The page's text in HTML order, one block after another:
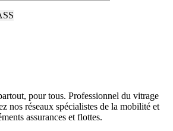
pour tous. Professionnel du vitrage
nos réseaux spécialistes de la mobilité et
assurances et flottes.